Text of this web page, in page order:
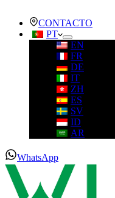
CONTACTO
PT
EN
FR
DE
IT
ZH
ES
SV
ID
AR
WhatsApp